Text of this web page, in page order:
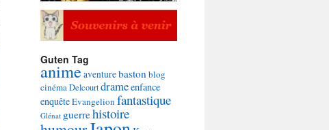
Guten Tag
animeaventurebaston blog
cinémaDelcourtdrameenfance
enquêteEvangelion fantastique
Glénat guerrehistoire